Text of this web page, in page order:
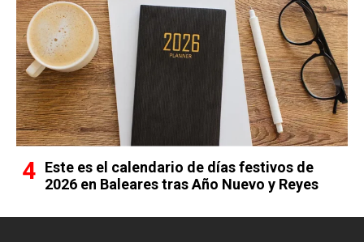
Este es el calendario de días festivos de
2026 en Baleares tras Año Nuevo y Reyes